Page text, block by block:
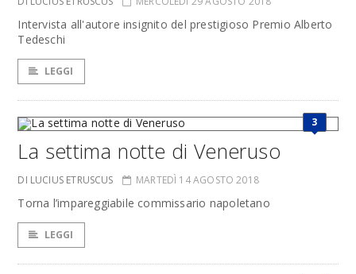
Intervista all'autore insignito del prestigioso Premio Alberto
Tedeschi
LEGGI
3
La settima notte di Veneruso
DI LUCIUS ETRUSCUS MARTEDÌ 14 AGOSTO 2018
Torna l’impareggiabile commissario napoletano
LEGGI